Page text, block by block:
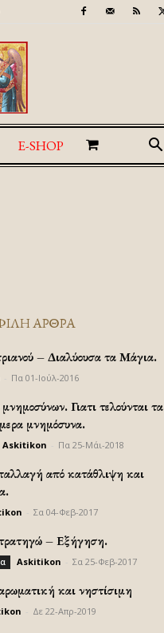
E-SHOP
ΑΡΘΡΑ
– Διαλύουσα τα Μάγια.
Πα 01-Ιούλ-2016
Γιατι τελούνται τα
μνημόσυνα.
Askitikon Πα 25-Μάι-2018
από κατάθλιψη και
Σα 04-Φεβ-2017
– Εξήγηση.
Askitikon Σα 25-Φεβ-2017
και νηστίσιμη
Δε 22-Απρ-2019